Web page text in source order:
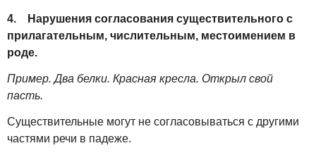
4. Нарушения согласования существительного с
прилагательным, числительным, местоимением в
роде.
Пример. Два белки. Красная кресла. Открыл свой
пасть.
Существительные могут не согласовываться с другими
частями речи в падеже.